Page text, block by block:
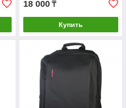
18 000 ₸
Купить